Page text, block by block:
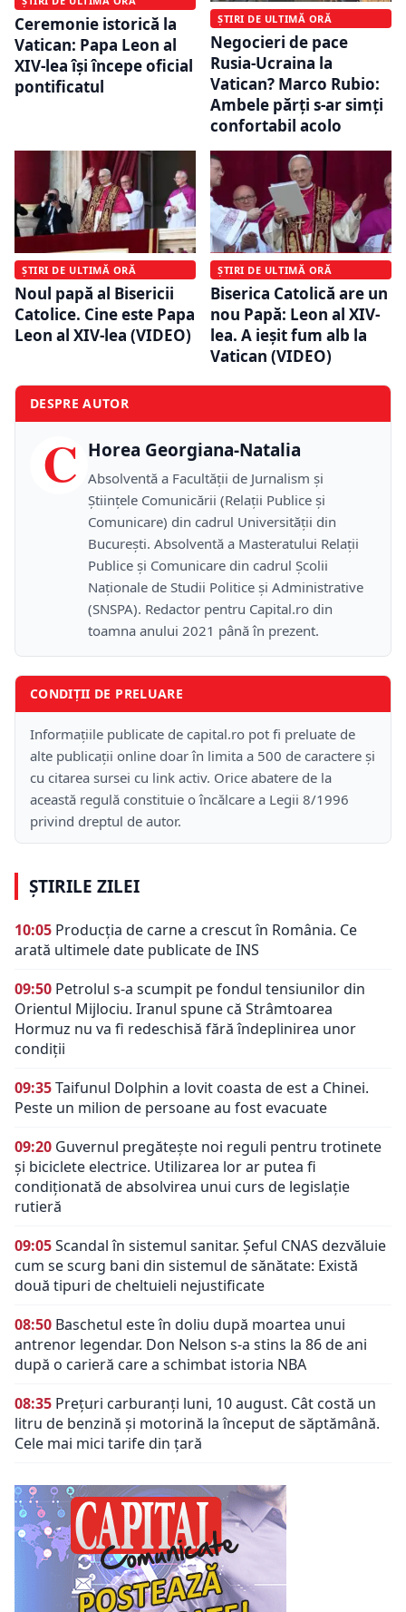
Ceremonie istorică la
Vatican: Papa Leon al
XIV-lea își începe oficial
pontificatul
ȘTIRI DE ULTIMĂ ORĂ
Negocieri de pace
Rusia-Ucraina la
Vatican? Marco Rubio:
Ambele părţi s-ar simţi
confortabil acolo
ȘTIRI DE ULTIMĂ ORĂ
Noul papă al Bisericii
Catolice. Cine este Papa
Leon al XIV-lea (VIDEO)
ȘTIRI DE ULTIMĂ ORĂ
Biserica Catolică are un
nou Papă: Leon al XIV-
lea. A ieșit fum alb la
Vatican (VIDEO)
DESPRE AUTOR
C Horea Georgiana-Natalia
Absolventă a Facultății de Jurnalism și
Științele Comunicării (Relații Publice și
Comunicare) din cadrul Universității din
București. Absolventă a Masteratului Relații
Publice și Comunicare din cadrul Școlii
Naţionale de Studii Politice și Administrative
(SNSPA). Redactor pentru Capital.ro din
toamna anului 2021 până în prezent.
CONDIȚII DE PRELUARE
Informațiile publicate de capital.ro pot fi preluate de
alte publicații online doar în limita a 500 de caractere și
cu citarea sursei cu link activ. Orice abatere de la
această regulă constituie o încălcare a Legii 8/1996
privind dreptul de autor.
ȘTIRILE ZILEI
10:05 Producția de carne a crescut în România. Ce
arată ultimele date publicate de INS
09:50 Petrolul s-a scumpit pe fondul tensiunilor din
Orientul Mijlociu. Iranul spune că Strâmtoarea
Hormuz nu va fi redeschisă fără îndeplinirea unor
condiții
09:35Taifunul Dolphin a lovit coasta de est a Chinei.
Peste un milion de persoane au fost evacuate
09:20 Guvernul pregătește noi reguli pentru trotinete
și biciclete electrice. Utilizarea lor ar putea fi
condiționată de absolvirea unui curs de legislație
rutieră
09:05Scandal în sistemul sanitar. Șeful CNAS dezvăluie
cum se scurg bani din sistemul de sănătate: Există
două tipuri de cheltuieli nejustificate
08:50 Baschetul este în doliu după moartea unui
antrenor legendar. Don Nelson s-a stins la 86 de ani
după o carieră care a schimbat istoria NBA
08:35 Prețuri carburanți luni, 10 august. Cât costă un
litru de benzină și motorină la început de săptămână.
Cele mai mici tarife din țară